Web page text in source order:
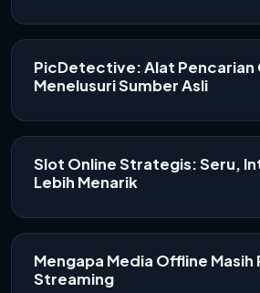
PicDetective: Alat Pencarian
Menelusuri Sumber Asli
Slot Online Strategis: Seru,
Lebih Menarik
Mengapa Media Offline Masih
Streaming